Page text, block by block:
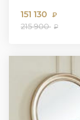
151 130 ₽
215 900 ₽